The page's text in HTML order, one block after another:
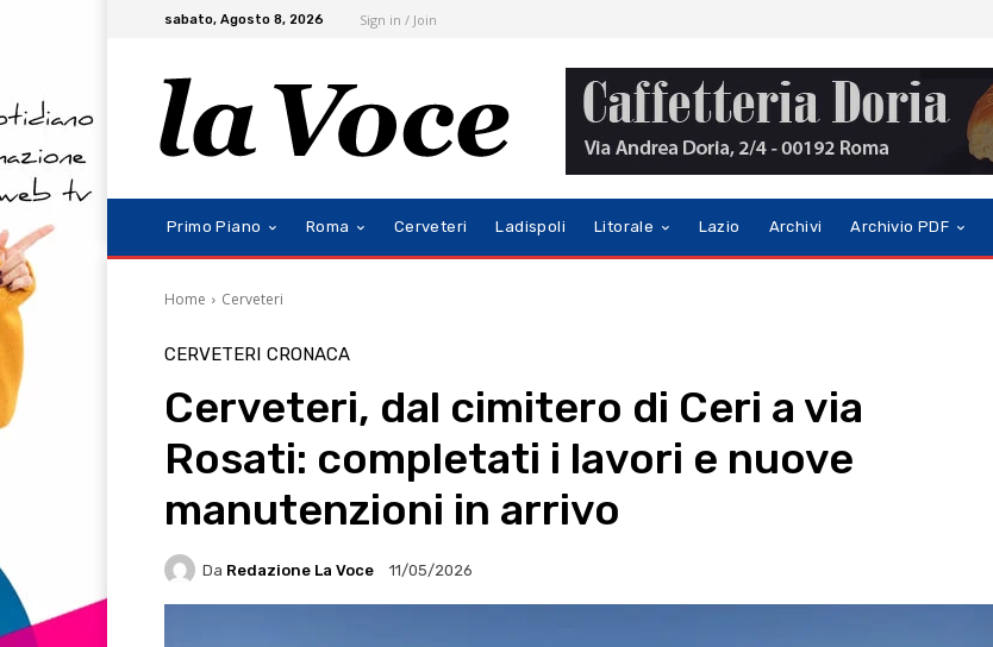
sabato, Agosto 8, 2026 Sign in / Join
Primo Piano Roma Cerveteri Ladispoli Litorale Lazio Archivi Archivio PDF
Home Cerveteri
CERVETERI CRONACA
Cerveteri, dal cimitero di Ceri a via
Rosati: completati i lavori e nuove
manutenzioni in arrivo
Da Redazione La Voce 11/05/2026